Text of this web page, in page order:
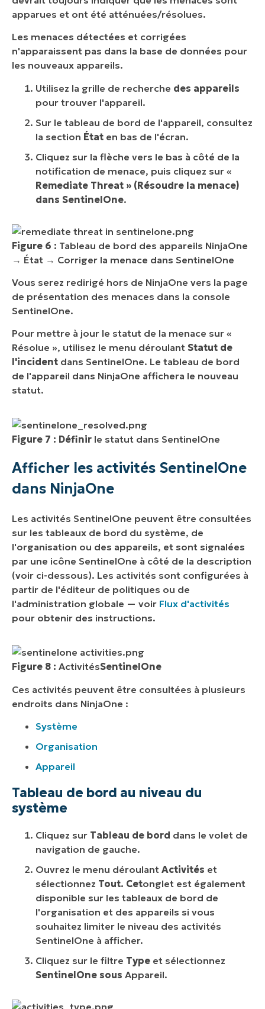
apparues et ont été atténuées/résolues.
Les menaces détectées et corrigées
n'apparaissent pas dans la base de données pour
les nouveaux appareils.
Utilisez la grille de recherche des appareils
pour trouver l'appareil.
Sur le tableau de bord de l'appareil, consultez
la section État en bas de l'écran.
Cliquez sur la flèche vers le bas à côté de la
notification de menace, puis cliquez sur «
Remediate Threat » (Résoudre la menace)
dans SentinelOne.
Figure 6 : Tableau de bord des appareils NinjaOne
→ État → Corriger la menace dans SentinelOne
Vous serez redirigé hors de NinjaOne vers la page
de présentation des menaces dans la console
SentinelOne.
Pour mettre à jour le statut de la menace sur «
Résolue », utilisez le menu déroulant Statut de
l'incident dans SentinelOne. Le tableau de bord
de l'appareil dans NinjaOne affichera le nouveau
statut.
Figure 7 : Définir le statut dans SentinelOne
Afficher les activités SentinelOne
dans NinjaOne
Les activités SentinelOne peuvent être consultées
sur les tableaux de bord du système, de
l'organisation ou des appareils, et sont signalées
par une icône SentinelOne à côté de la description
(voir ci-dessous). Les activités sont configurées à
partir de l'éditeur de politiques ou de
l'administration globale — voir Flux d'activités
pour obtenir des instructions.
Figure 8 : ActivitésSentinelOne
Ces activités peuvent être consultées à plusieurs
endroits dans NinjaOne :
Système
Organisation
Appareil
Tableau de bord au niveau du
système
Cliquez sur Tableau de bord dans le volet de
navigation de gauche.
Ouvrez le menu déroulant Activités et
sélectionnez Tout. Cetonglet est également
disponible sur les tableaux de bord de
l'organisation et des appareils si vous
souhaitez limiter le niveau des activités
SentinelOne à afficher.
Cliquez sur le filtre Type et sélectionnez
SentinelOne sous Appareil.